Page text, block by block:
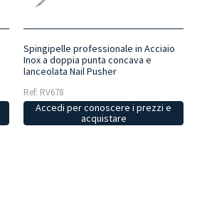
Spingipelle professionale in Acciaio
Inox a doppia punta concava e
lanceolata Nail Pusher
Ref: RV678
Accedi per conoscere i prezzi e
acquistare